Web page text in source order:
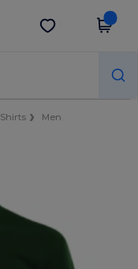
Stáhnout app
Men